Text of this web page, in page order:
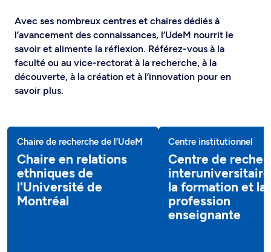
Avec ses nombreux centres et chaires dédiés à
l’avancement des connaissances, l’UdeM nourrit le
savoir et alimente la réflexion. Référez-vous à la
faculté ou au vice-rectorat à la recherche, à la
découverte, à la création et à l’innovation pour en
savoir plus.
Chaire de recherche de l’UdeM
Chaire en relations
ethniques de
l'Université de
Montréal
Centre institutionnel
Centre de
la formation et la
profession
enseignante